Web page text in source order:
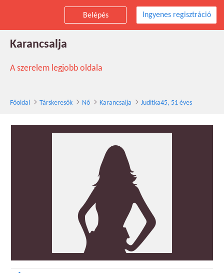
Belépés Ingyenes regisztráció
Juditka45 társkereső nő, 51 éves,
Karancsalja
A szerelem legjobb oldala
Főoldal Társkeresők Nő Karancsalja Juditka45, 51 éves